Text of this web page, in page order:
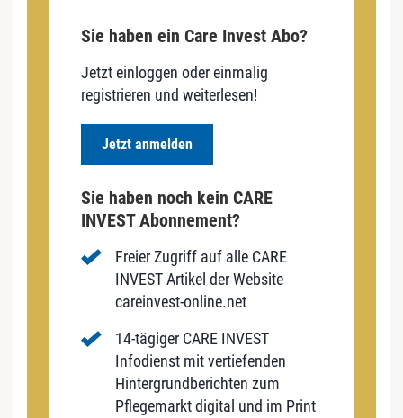
Sie haben ein Care Invest Abo?
Jetzt einloggen oder einmalig
registrieren und weiterlesen!
Jetzt anmelden
Sie haben noch kein CARE
INVEST Abonnement?
Freier Zugriff auf alle CARE
INVEST Artikel der Website
careinvest-online.net
14-tägiger CARE INVEST
Infodienst mit vertiefenden
Hintergrundberichten zum
Pflegemarkt digital und im Print